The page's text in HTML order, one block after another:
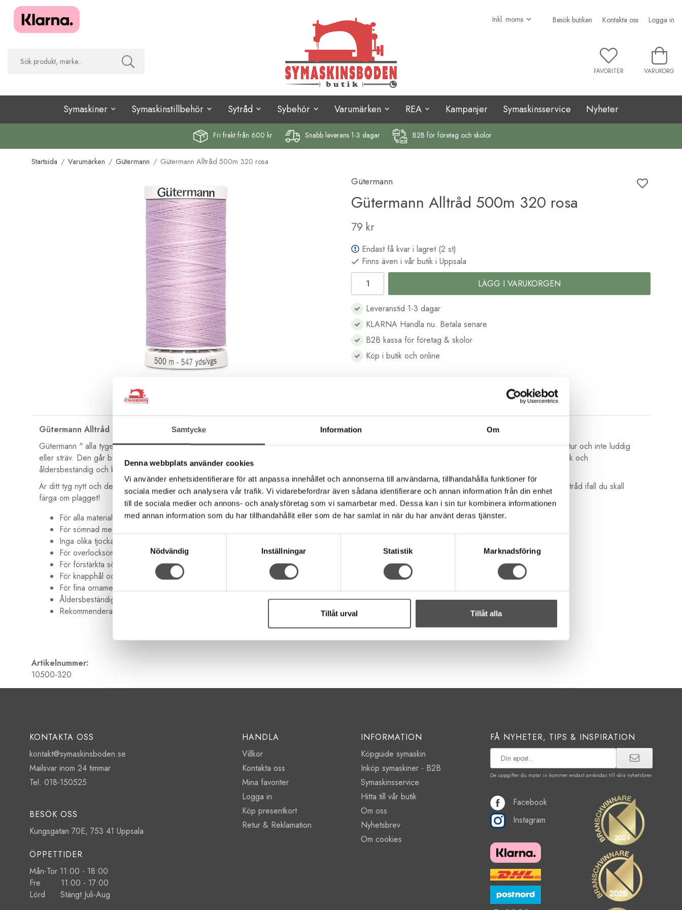
Samtycke Information Om
Denna webbplats använder cookies
Vi använder enhetsidentifierare för att anpassa innehållet och annonserna till användarna, tillhandahålla funktioner för
sociala medier och analysera vår trafik. Vi vidarebefordrar även sådana identifierare och annan information från din enhet
till de sociala medier och annons- och analysföretag som vi samarbetar med. Dessa kan i sin tur kombinera informationen
med annan information som du har tillhandahållit eller som de har samlat in när du har använt deras tjänster.
Samtyckesval
Nödvändig
Inställningar Statistik Marknadsföring
Tillåt urval Tillåt alla
Besök butiken Kontakta oss Logga in
FAVORITER VARUKORG
Symaskiner Symaskinstillbehör Sytråd Sybehör Varumärken REA Kampanjer Symaskinsservice Nyheter
Fri fraktfrån 600 kr Snabb leverans 1-3 dagar B2B för företag och skolor
Startsida / Varumärken / Gütermann / Gütermann Alltråd 500m 320 rosa
Gütermann
Gütermann Alltråd 500m 320 rosa
79 kr
Endast få kvar i lagret (2 st)
Finns även i vår butik i Uppsala
LÄGG I VARUKORGEN
Leveranstid 1-3 dagar
KLARNA Handla nu. Betala senare
B2B kassa för företag & skolor
Köp i butik och online
Gütermann Alltråd 500 m
Gütermann " alla tygers tråd " är en alltråd i polyester som tillverkas i Tyskland under nogranna kvalitetsrutiner. Gütermanns alltråd är jämn och fin i sin struktur och inte luddig
eller sträv. Den går bra i alla symaskiner (även handsömnad) och ger en bra trådspänning i alla material. Alltråden kan du använda till alla tyger. Den är stark och
åldersbeständig och blir inte spröd med åren. Den är även något elastisk för extra hållbarhet.
Är ditt tyg nytt och det är ett tyg som krymper så rekommenderar vi att du tvättar det innan du syr i det. Tråden krymper inte! Du kan inte använda polyestertråd ifall du skall
färga om plagget!
För alla material och sömmar
För sömnad med symaskin och för handsömnad
Inga olika tjocka partier. Jämn kvalitet för perfekta stygn
För overlocksömmar och kastsömmar
För förstärkta sömmar och fällsömmar
För knapphål och knappsömnad
För fina ornamentstygn och dekorsömmar
Åldersbeständig och håller med tiden
Rekommenderad nål Universal Nr 70-90
Artikelnummer:
10500-320
KONTAKTA OSS
kontakt@symaskinsboden.se
Mailsvar inom 24 timmar
Tel. 018-150525
BESÖK OSS
Kungsgatan 70E, 753 41 Uppsala
ÖPPETTIDER
Mån-Tor 11:00 - 18:00
Fre 11:00 - 17:00
Lörd Stängt Juli-Aug
HANDLA
Villkor
Kontakta oss
Mina favoriter
Logga in
Köp presentkort
Retur & Reklamation
INFORMATION
Köpguide symaskin
Inköp symaskiner - B2B
Symaskinsservice
Hitta till vår butik
Om oss
Nyhetsbrev
Om cookies
FÅ NYHETER, TIPS & INSPIRATION
De uppgifter du matar in kommer endast användas till våra nyhetsbrev.
Facebook
Instagram